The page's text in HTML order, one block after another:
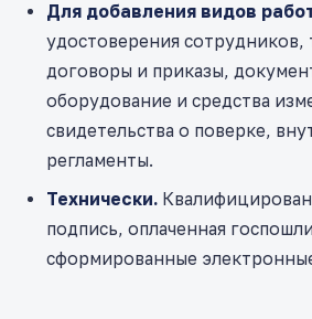
Для добавления видов
удостоверения сотрудников,
договоры и приказы,
оборудование и средства
свидетельства о поверке,
регламенты.
Технически.
подпись, оплаченная
сформированные